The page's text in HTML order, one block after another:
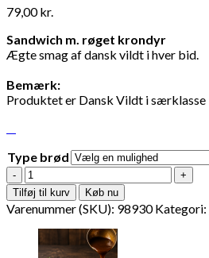
79,00kr.
Sandwich m. røget krondyr
Ægte smag af dansk vildt i hver bid.
Bemærk:
Produktet er Dansk Vildt i særklasse
Type brød
Sandwich
m.
røget
krondyr
antal
Tilføj til kurv Køb nu
Varenummer (SKU): 98930 Kategori: